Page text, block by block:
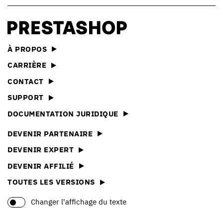
À PROPOS
CARRIÈRE
CONTACT
SUPPORT
DOCUMENTATION JURIDIQUE
DEVENIR PARTENAIRE
DEVENIR EXPERT
DEVENIR AFFILIÉ
TOUTES LES VERSIONS
Changer l'affichage du texte